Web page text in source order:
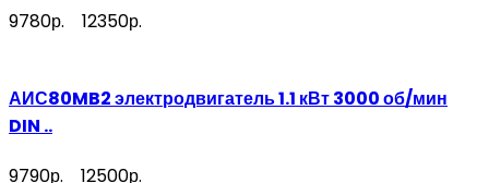
9780р. 12350р.
АИС80MB2 электродвигатель 1.1 кВт 3000 об/мин
DIN ..
9790р. 12500р.